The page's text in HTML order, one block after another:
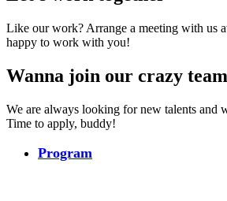
Like our work? Arrange a meeting with us
happy to work with you!
Wanna join our crazy
We are always looking for new talents and
Time to apply, buddy!
Program